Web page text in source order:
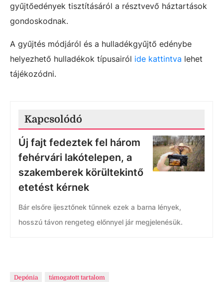
gyűjtőedények tisztításáról a résztvevő háztartások
gondoskodnak.
A gyűjtés módjáról és a hulladékgyűjtő edénybe
helyezhető hulladékok típusairól ide kattintva lehet
tájékozódni.
Kapcsolódó
Új fajt fedeztek fel három
fehérvári lakótelepen, a
szakemberek körültekintő
etetést kérnek
Bár elsőre ijesztőnek tűnnek ezek a barna lények,
hosszú távon rengeteg előnnyel jár megjelenésük.
Depónia támogatott tartalom